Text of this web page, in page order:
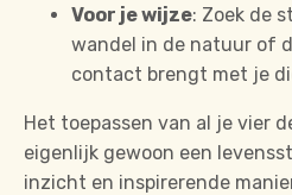
Voor je wijze: Zoek de
wandel in de natuur of
contact brengt met je
Het toepassen van al je vier
eigenlijk gewoon een
inzicht en inspirerende